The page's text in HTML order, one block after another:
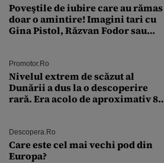
Poveştile de iubire care au rămas
doar o amintire! Imagini tari cu
Gina Pistol, Răzvan Fodor sau
Promotor.ro
Nivelul extrem de scăzut al
Dunării a dus la o descoperire
rară. Era acolo de aproximativ 80
Descopera.ro
Care este cel mai vechi pod din
Europa?